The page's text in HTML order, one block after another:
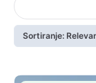
Sortiranje: